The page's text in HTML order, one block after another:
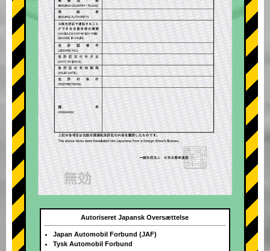
Autoriseret Japansk Oversættelse
Japan Automobil Forbund (JAF)
Tysk Automobil Forbund